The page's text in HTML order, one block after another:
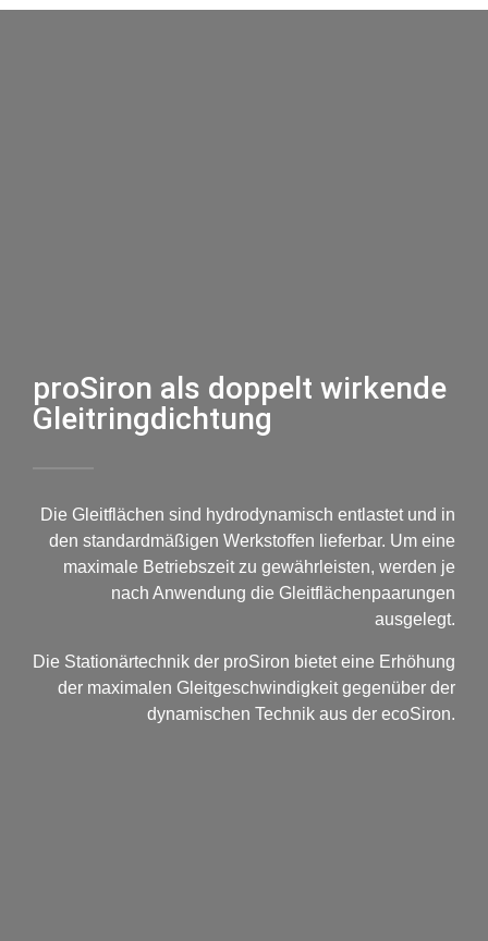
proSiron als doppelt wirkende
Gleitringdichtung
Die Gleitflächen sind hydrodynamisch entlastet und in
den standardmäßigen Werkstoffen lieferbar. Um eine
maximale Betriebszeit zu gewährleisten, werden je
nach Anwendung die Gleitflächenpaarungen
ausgelegt.
Die Stationärtechnik der proSiron bietet eine Erhöhung
der maximalen Gleitgeschwindigkeit gegenüber der
dynamischen Technik aus der ecoSiron.